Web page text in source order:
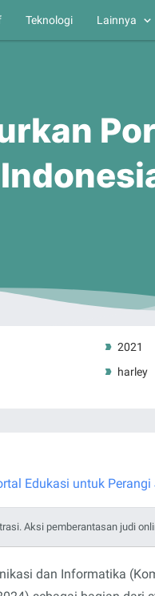
Teknologi Lainnya
2021
harley
Aksi pemberantasan judi
dan Informatika